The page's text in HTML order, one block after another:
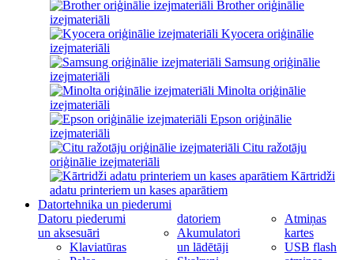
Brother oriģinālie
izejmateriāli
Kyocera oriģinālie
izejmateriāli
Samsung oriģinālie
izejmateriāli
Minolta oriģinālie
izejmateriāli
Epson oriģinālie
izejmateriāli
Citu ražotāju
oriģinālie izejmateriāli
Kārtridži
adatu printeriem un kases aparātiem
Datortehnika un piederumi
Datoru piederumi
un aksesuāri
Klaviatūras
datoriem
Akumulatori
un lādētāji
Atmiņas
kartes
USB flash